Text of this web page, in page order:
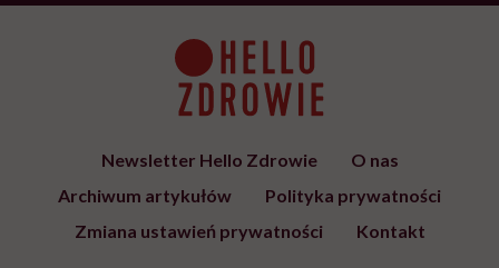
Newsletter Hello Zdrowie
O nas
Archiwum artykułów
Polityka prywatności
Zmiana ustawień prywatności
Kontakt